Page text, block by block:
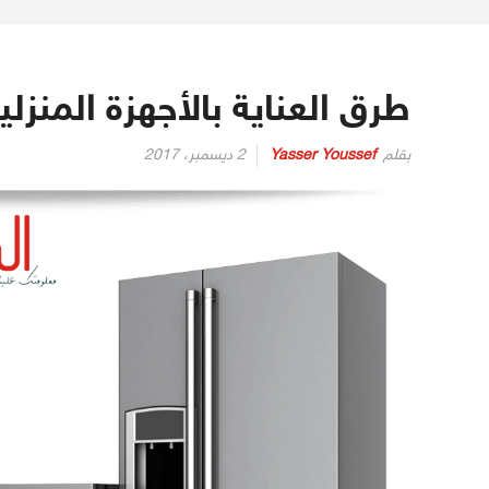
طرق العناية بالأجهزة
بقلم Yasser Youssef 2 ديسمبر، 2017